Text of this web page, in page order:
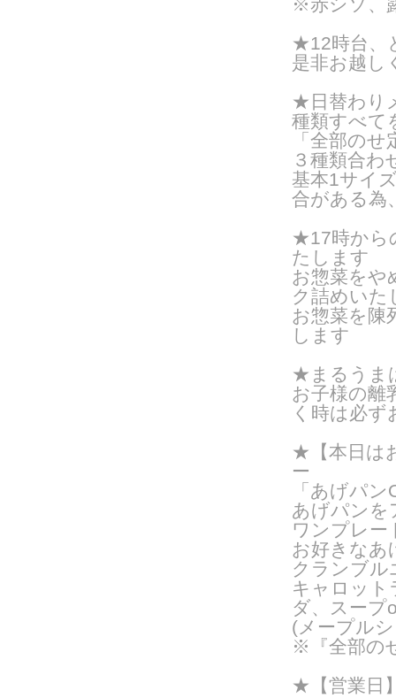
★12時台、
是非お越し
★日替わり
種類すべて
「全部の
３種類合わ
基本1サイ
合がある為
★17時から
たします
お惣菜をや
ク詰めいた
お惣菜を陳
します
★まるうま
お子様の離
く時は必ず
★【本日は
ー
「あげパ
あげパンを
ワンプレー
お好きなあ
クランブル
キャロット
ダ、スープ
(メープル
※『全部の
★【営業日